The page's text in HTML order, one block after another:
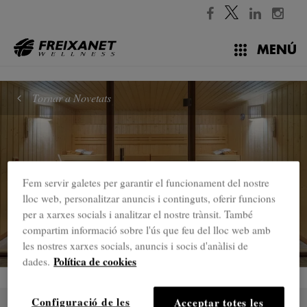
MENÚ
Tornar a Novetats
Fem servir galetes per garantir el funcionament del nostre
lloc web, personalitzar anuncis i continguts, oferir funcions
per a xarxes socials i analitzar el nostre trànsit. També
compartim informació sobre l'ús que feu del lloc web amb
les nostres xarxes socials, anuncis i socis d'anàlisi de
dades. Política de cookies
Acceptar totes les
Configuració de les